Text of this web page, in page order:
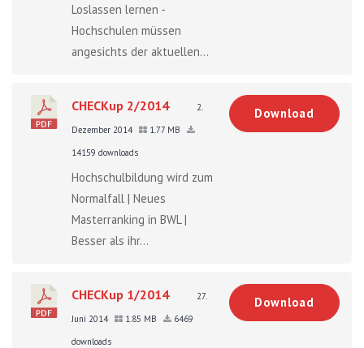
Loslassen lernen -
Hochschulen müssen
angesichts der aktuellen...
CHECKup 2/2014
2.
Dezember 2014
1.77 MB
14159 downloads
Hochschulbildung wird zum
Normalfall | Neues
Masterranking in BWL |
Besser als ihr...
Download
CHECKup 1/2014
27.
Juni 2014
1.85 MB
6469
downloads
Download